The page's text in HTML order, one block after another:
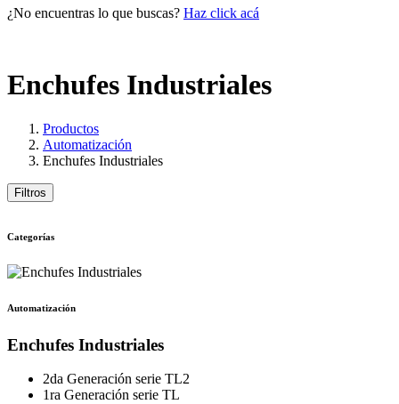
¿No encuentras lo que buscas? Haz click acá
Enchufes Industriales
Productos
Automatización
Enchufes Industriales
Filtros
Categorías
Automatización
Enchufes Industriales
2da Generación serie TL2
1ra Generación serie TL